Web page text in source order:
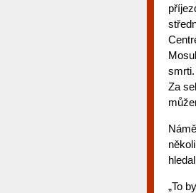
Za
„To